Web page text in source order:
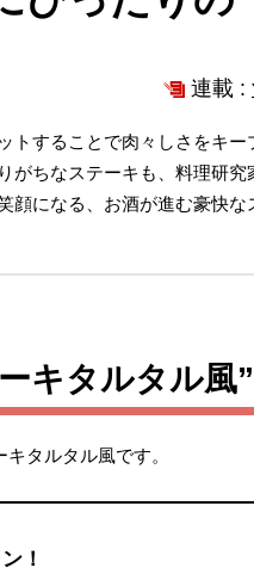
連載 :
トすることで肉々しさをキ
がちなステーキも、料理研
顔になる、お酒が進む豪快な
キタルタル風
タルタル風です。
！